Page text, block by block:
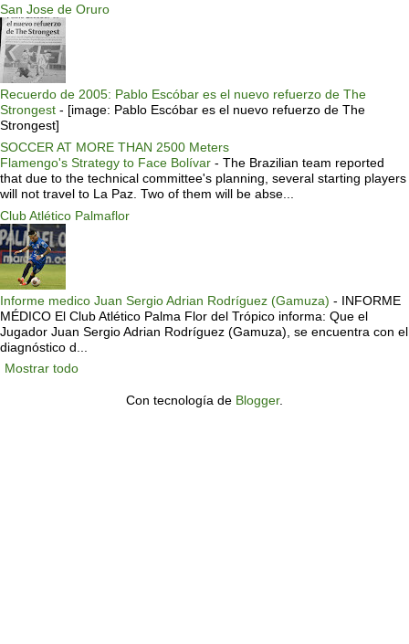
San Jose de Oruro
Recuerdo de 2005: Pablo Escóbar es el nuevo refuerzo de The
Strongest - [image: Pablo Escóbar es el nuevo refuerzo de The
Strongest]
SOCCER AT MORE THAN 2500 Meters
Flamengo's Strategy to Face Bolívar - The Brazilian team reported
that due to the technical committee's planning, several starting players
will not travel to La Paz. Two of them will be abse...
Club Atlético Palmaflor
Informe medico Juan Sergio Adrian Rodríguez (Gamuza) - INFORME
MÉDICO El Club Atlético Palma Flor del Trópico informa: Que el
Jugador Juan Sergio Adrian Rodríguez (Gamuza), se encuentra con el
diagnóstico d...
Mostrar todo
Con tecnología de Blogger.